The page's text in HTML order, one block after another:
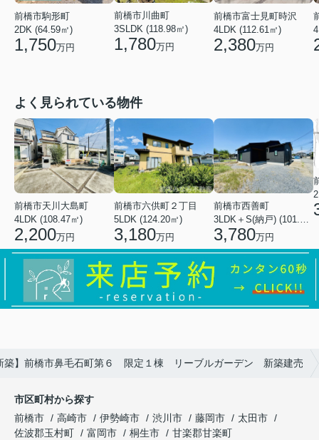
前橋市駒形町
2DK (64.59㎡)
1,750万円
前橋市川曲町
3SLDK (118.98㎡)
1,780万円
前橋市富士見町時沢
4LDK (112.61㎡)
2,380万円
よく見られている物件
前橋市天川大島町
4LDK (108.47㎡)
2,200万円
前橋市六供町２丁目
5LDK (124.20㎡)
3,180万円
前橋市西善町
3,780万円
築】前橋市鼻毛石町第６ 限定１棟 リーブルガーデン 新築建売
市区町村から探す
前橋市
高崎市 伊勢崎市 渋川市 藤岡市
太田市
佐波郡玉村町
富岡市 桐生市
甘楽郡甘楽町